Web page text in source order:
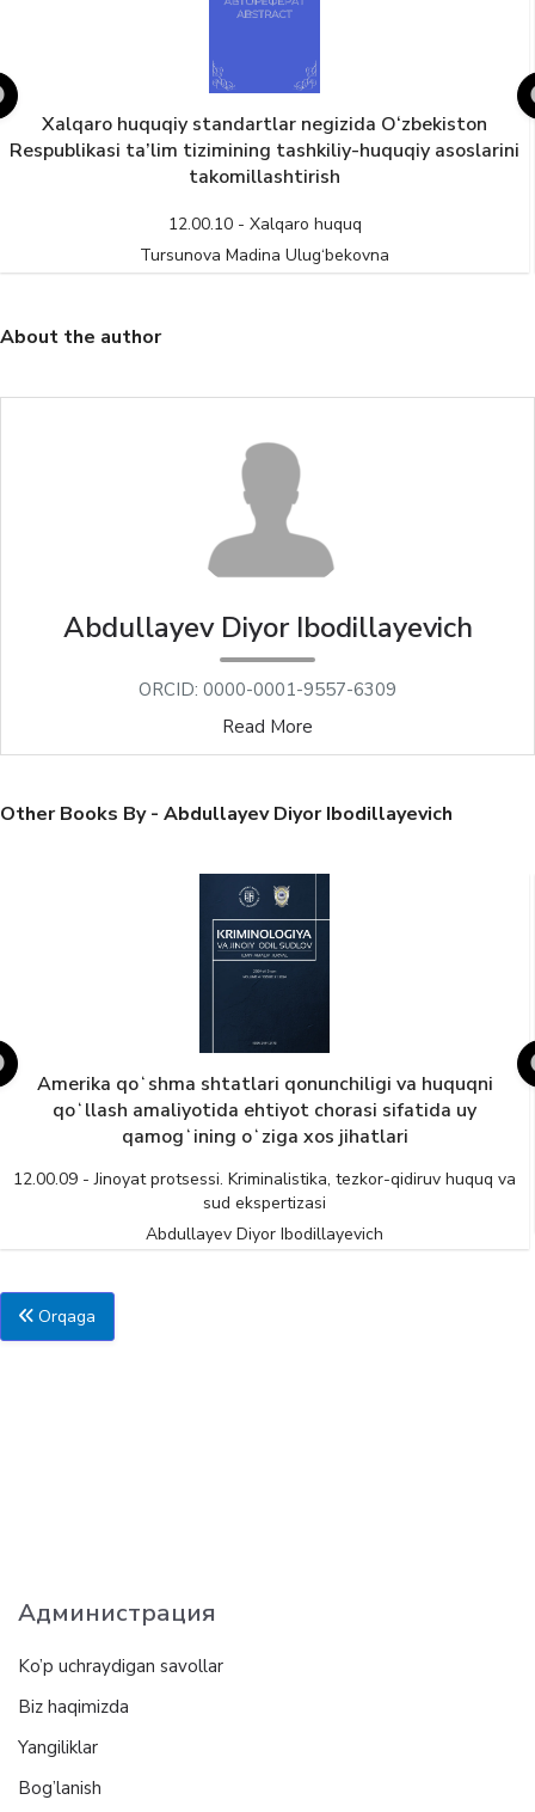
Xalqaro huquqiy standartlar negizida O‘zbekiston
Respublikasi ta’lim tizimining tashkiliy-huquqiy asoslarini
takomillashtirish
12.00.10 - Xalqaro huquq
Tursunova Madina Ulug‘bekovna
About the author
Abdullayev Diyor Ibodillayevich
ORCID: 0000-0001-9557-6309
Read More
Other Books By - Abdullayev Diyor Ibodillayevich
Amerika qoʻshma shtatlari qonunchiligi va huquqni
qoʻllash amaliyotida ehtiyot chorasi sifatida uy
qamogʻining oʻziga xos jihatlari
12.00.09 - Jinoyat protsessi. Kriminalistika, tezkor-qidiruv huquq va
sud ekspertizasi
Abdullayev Diyor Ibodillayevich
Orqaga
Администрация
Ko’p uchraydigan savollar
Biz haqimizda
Yangiliklar
Bog’lanish